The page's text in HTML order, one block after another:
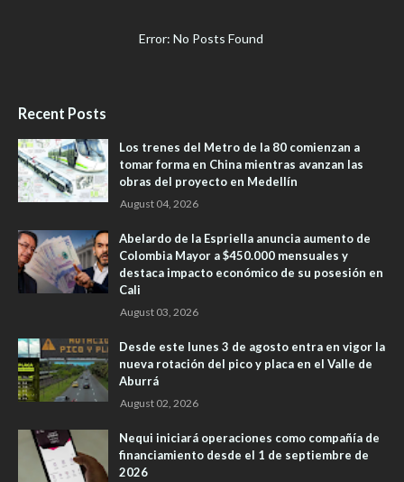
Error: No Posts Found
Recent Posts
Los trenes del Metro de la 80 comienzan a
tomar forma en China mientras avanzan las
obras del proyecto en Medellín
August 04, 2026
Abelardo de la Espriella anuncia aumento de
Colombia Mayor a $450.000 mensuales y
destaca impacto económico de su posesión en
Cali
August 03, 2026
Desde este lunes 3 de agosto entra en vigor la
nueva rotación del pico y placa en el Valle de
Aburrá
August 02, 2026
Nequi iniciará operaciones como compañía de
financiamiento desde el 1 de septiembre de
2026